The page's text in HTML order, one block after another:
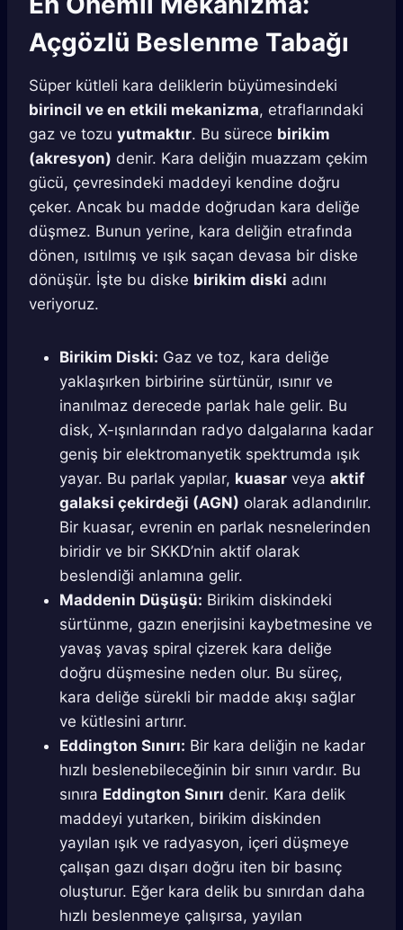
Açgözlü Beslenme Tabağı
Süper kütleli kara deliklerin büyümesindeki
birincil ve en etkili mekanizma, etraflarındaki
gaz ve tozu yutmaktır. Bu sürece birikim
(akresyon) denir. Kara deliğin muazzam çekim
gücü, çevresindeki maddeyi kendine doğru
çeker. Ancak bu madde doğrudan kara deliğe
düşmez. Bunun yerine, kara deliğin etrafında
dönen, ısıtılmış ve ışık saçan devasa bir diske
dönüşür. İşte bu diske birikim diski adını
veriyoruz.
Birikim Diski: Gaz ve toz, kara deliğe
yaklaşırken birbirine sürtünür, ısınır ve
inanılmaz derecede parlak hale gelir. Bu
disk, X-ışınlarından radyo dalgalarına kadar
geniş bir elektromanyetik spektrumda ışık
yayar. Bu parlak yapılar, kuasar veya aktif
galaksi çekirdeği (AGN) olarak adlandırılır.
Bir kuasar, evrenin en parlak nesnelerinden
biridir ve bir SKKD’nin aktif olarak
beslendiği anlamına gelir.
Maddenin Düşüşü: Birikim diskindeki
sürtünme, gazın enerjisini kaybetmesine ve
yavaş yavaş spiral çizerek kara deliğe
doğru düşmesine neden olur. Bu süreç,
kara deliğe sürekli bir madde akışı sağlar
ve kütlesini artırır.
Eddington Sınırı: Bir kara deliğin ne kadar
hızlı beslenebileceğinin bir sınırı vardır. Bu
sınıra Eddington Sınırı denir. Kara delik
maddeyi yutarken, birikim diskinden
yayılan ışık ve radyasyon, içeri düşmeye
çalışan gazı dışarı doğru iten bir basınç
oluşturur. Eğer kara delik bu sınırdan daha
hızlı beslenmeye çalışırsa, yayılan